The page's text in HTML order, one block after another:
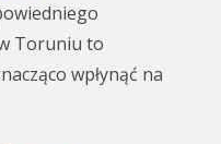
Toruniu to
wpłynąć na